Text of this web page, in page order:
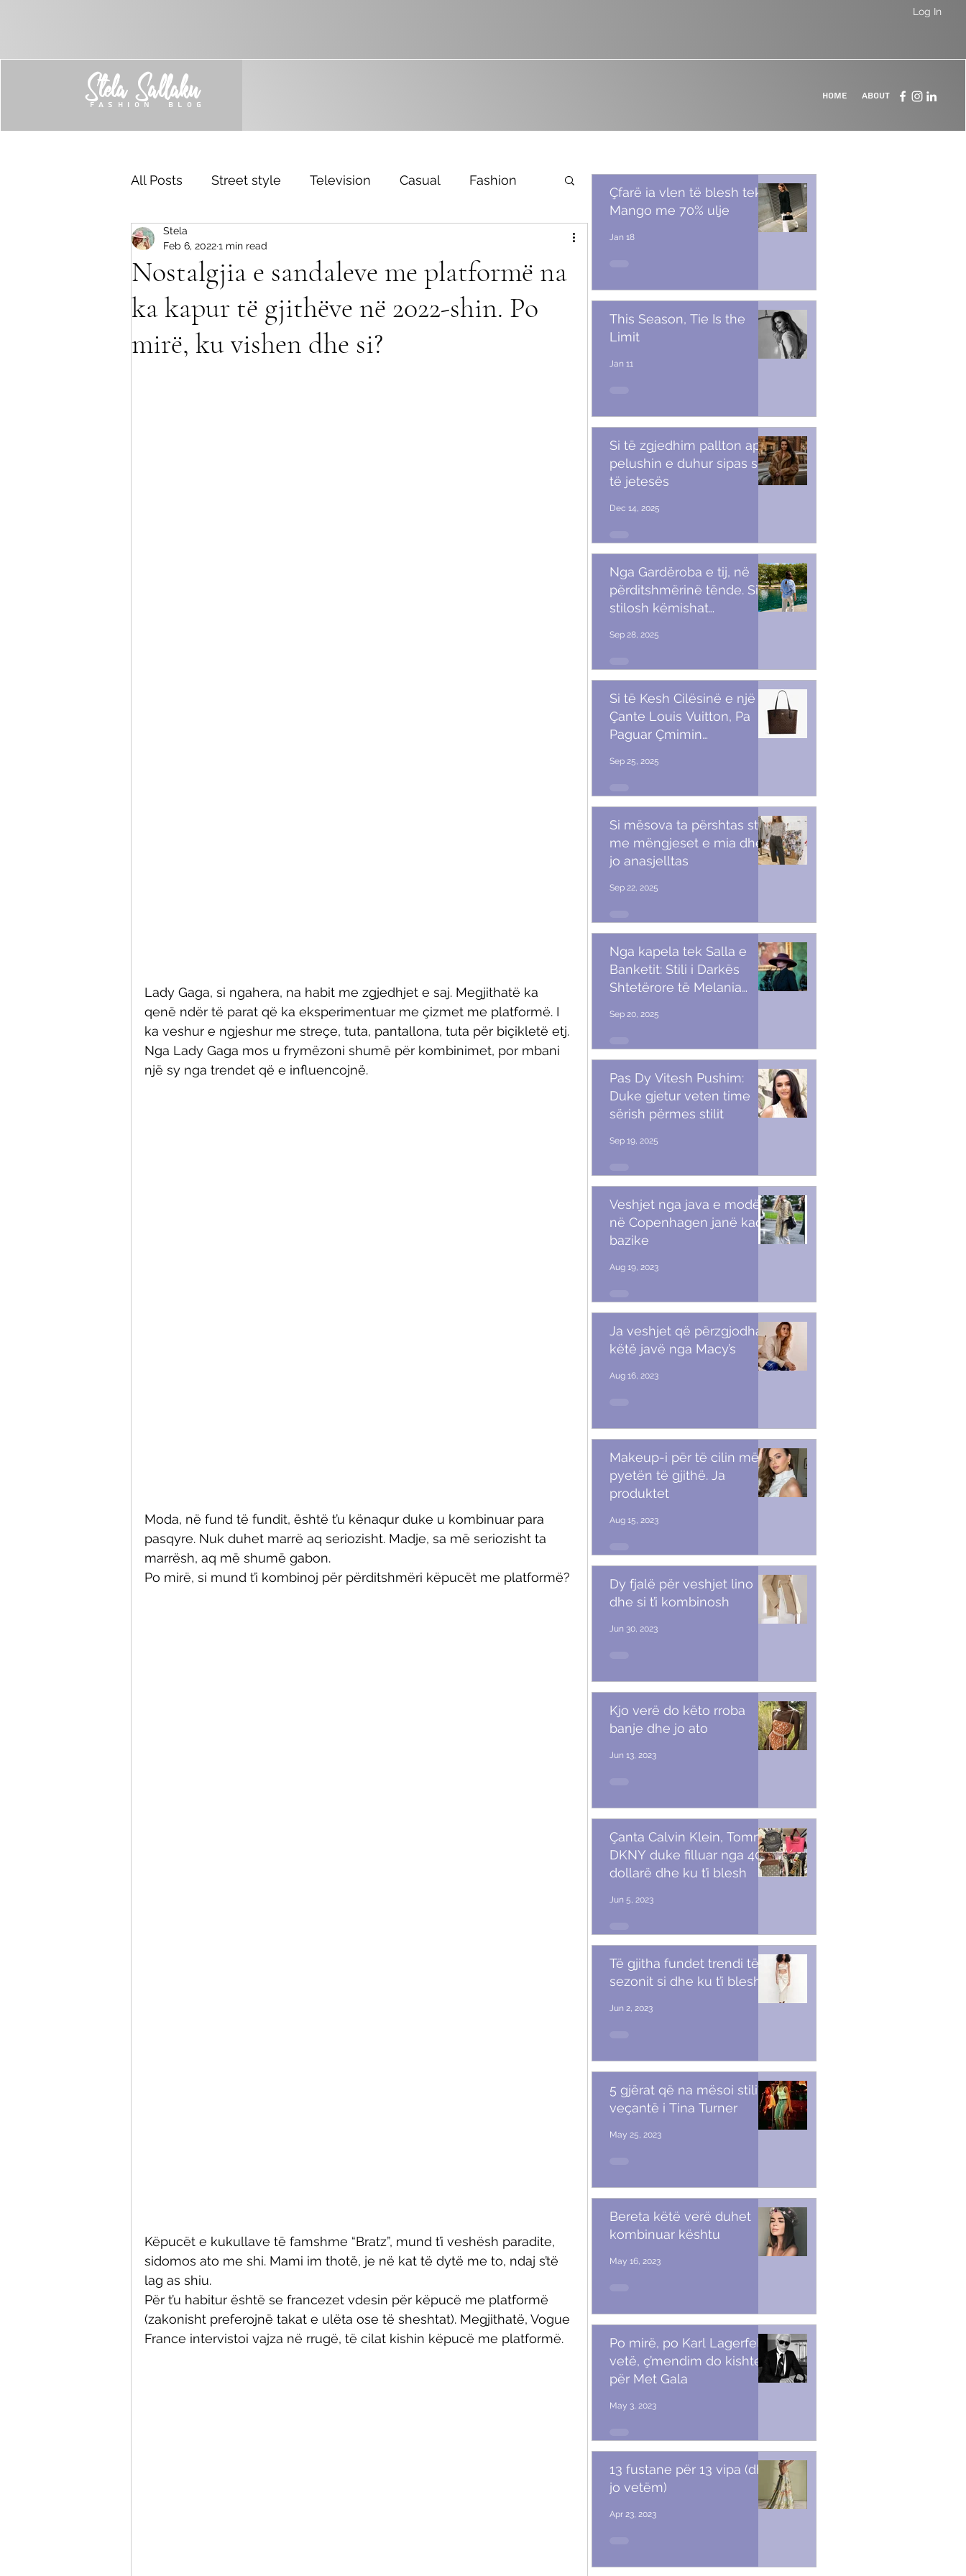
Log In
Stela Sallaku
FASHION BLOG
Home About
All Posts Street style Television Casual Fashion
Trend
Nostalgjia e sandaleve me platformë na
ka kapur të gjithëve në 2022-shin. Po
mirë, ku vishen dhe si?
Stela
Feb 6, 20221 min read
Lady Gaga, si ngahera, na habit me zgjedhjet e saj. Megjithatë ka
qenë ndër të parat që ka eksperimentuar me çizmet me platformë. I
ka veshur e ngjeshur me streçe, tuta, pantallona, tuta për biçikletë etj.
Nga Lady Gaga mos u frymëzoni shumë për kombinimet, por mbani
një sy nga trendet që e influencojnë.
Moda, në fund të fundit, është t’u kënaqur duke u kombinuar para
pasqyre. Nuk duhet marrë aq seriozisht. Madje, sa më seriozisht ta
marrësh, aq më shumë gabon.
Po mirë, si mund t’i kombinoj për përditshmëri këpucët me platformë?
Këpucët e kukullave të famshme “Bratz”, mund t’i veshësh paradite,
sidomos ato me shi. Mami im thotë, je në kat të dytë me to, ndaj s’të
lag as shiu.
Për t’u habitur është se francezet vdesin për këpucë me platformë
(zakonisht preferojnë takat e ulëta ose të sheshtat). Megjithatë, Vogue
France intervistoi vajza në rrugë, të cilat kishin këpucë me platformë.
Çfarë ia vlen të blesh tek
Mango me 70% ulje
Jan 18
This Season, Tie Is the
Limit
Jan 11
Si të zgjedhim pallton apo
pelushin e duhur sipas stilit
të jetesës
Dec 14, 2025
Nga Gardëroba e tij, në
përditshmërinë tënde. Si t’i
stilosh këmishat
Sep 28, 2025
Si të Kesh Cilësinë e një
Çante Louis Vuitton, Pa
Paguar Çmimin
Sep 25, 2025
Si mësova ta përshtas stilin
me mëngjeset e mia dhe
jo anasjelltas
Sep 22, 2025
Nga kapela tek Salla e
Banketit: Stili i Darkës
Shtetërore të Melania
Sep 20, 2025
Pas Dy Vitesh Pushim:
Duke gjetur veten time
sërish përmes stilit
Sep 19, 2025
Veshjet nga java e modës
në Copenhagen janë kaq
bazike
Aug 19, 2023
Ja veshjet që përzgjodha
këtë javë nga Macy’s
Aug 16, 2023
Makeup-i për të cilin më
pyetën të gjithë. Ja
produktet
Aug 15, 2023
Dy fjalë për veshjet lino
dhe si t’i kombinosh
Jun 30, 2023
Kjo verë do këto rroba
banje dhe jo ato
Jun 13, 2023
Çanta Calvin Klein, Tommy,
DKNY duke filluar nga 40
dollarë dhe ku t’i blesh
Jun 5, 2023
Të gjitha fundet trendi të
sezonit si dhe ku t’i blesh
Jun 2, 2023
5 gjërat që na mësoi stili i
veçantë i Tina Turner
May 25, 2023
Bereta këtë verë duhet
kombinuar kështu
May 16, 2023
Po mirë, po Karl Lagerfeld
vetë, ç’mendim do kishte
për Met Gala
May 3, 2023
13 fustane për 13 vipa (dhe
jo vetëm)
Apr 23, 2023